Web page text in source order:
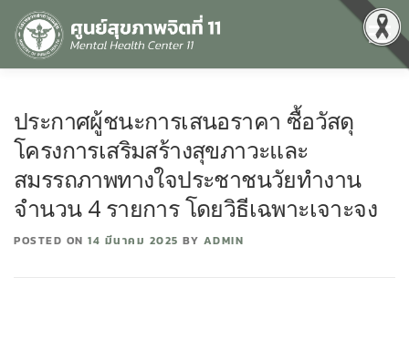
Menu
คุณธรรมและความโปร่งใส
ศูนย์ข้อมูลข่าวสาร DATA CATALOG สื่อสุขภาพจิต
คู่มือ สำหรับบุคลากร
ประกาศผู้ชนะการเสนอราคา ซื้อวัสดุ
โครงการเสริมสร้างสุขภาวะและ
สมรรถภาพทางใจประชาชนวัยทำงาน
จำนวน 4 รายการ โดยวิธีเฉพาะเจาะจง
POSTED ON 14 มีนาคม 2025 BY ADMIN